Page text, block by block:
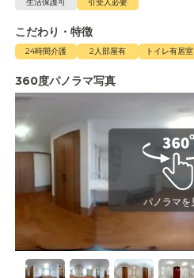
こだわり・特徴
24時間介護 2人部屋有 トイレ有居室
360度パノラマ写真